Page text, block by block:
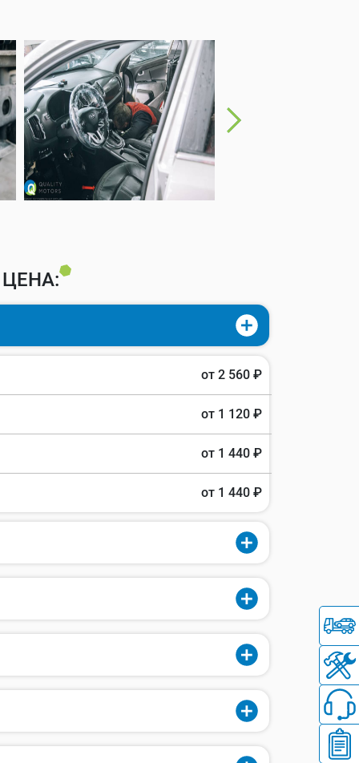
от 2 560 ₽
от 1 120 ₽
от 1 440 ₽
от 1 440 ₽